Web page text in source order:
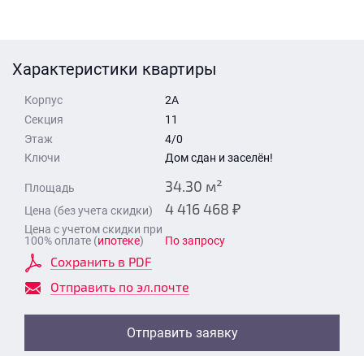
Характеристики квартиры
Корпус
2А
Секция
11
Этаж
4/0
Ключи
Дом сдан и заселён!
Площадь 34.30 м²
Цена (без учета скидки) 4 416 468 ₽
Цена с учетом скидки при
100% оплате (ипотеке) По запросу
Сохранить в PDF
Отправить по эл.почте
Отправить заявку
Отправить
Отправить